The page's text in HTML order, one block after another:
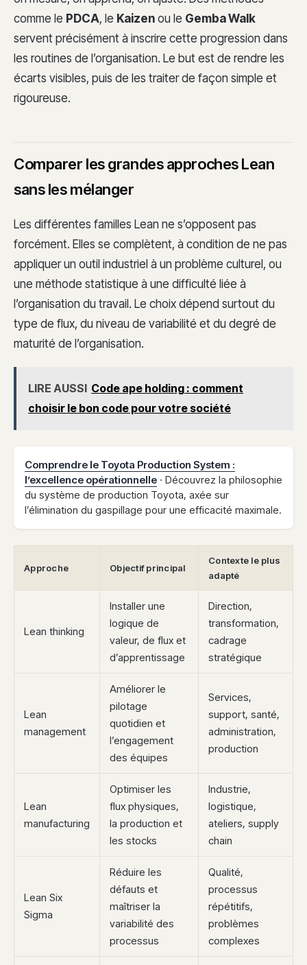
comme le PDCA, le Kaizen ou le Gemba Walk
servent précisément à inscrire cette progression dans
les routines de l’organisation. Le but est de rendre les
écarts visibles, puis de les traiter de façon simple et
rigoureuse.
Comparer les grandes approches Lean
sans les mélanger
Les différentes familles Lean ne s’opposent pas
forcément. Elles se complètent, à condition de ne pas
appliquer un outil industriel à un problème culturel, ou
une méthode statistique à une difficulté liée à
l’organisation du travail. Le choix dépend surtout du
type de flux, du niveau de variabilité et du degré de
maturité de l’organisation.
LIRE AUSSI Code ape holding : comment
choisir le bon code pour votre société
Comprendre le Toyota Production System :
l’excellence opérationnelle · Découvrez la philosophie
du système de production Toyota, axée sur
l’élimination du gaspillage pour une efficacité maximale.
Approche Objectif principal
Contexte le plus
adapté
Lean thinking
Installer une
logique de
valeur, de flux et
d’apprentissage
Direction,
transformation,
cadrage
stratégique
Lean
management
Améliorer le
pilotage
quotidien et
l’engagement
des équipes
Services,
support, santé,
administration,
production
Lean
manufacturing
Optimiser les
flux physiques,
la production et
les stocks
Industrie,
logistique,
ateliers, supply
chain
Lean Six
Sigma
Réduire les
défauts et
maîtriser la
variabilité des
processus
Qualité,
processus
répétitifs,
problèmes
complexes